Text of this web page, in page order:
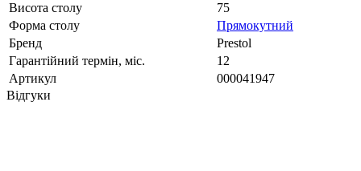
Висота столу
75
Форма столу
Прямокутний
Бренд
Prestol
Гарантійний термін, міс.
12
Артикул
000041947
Відгуки